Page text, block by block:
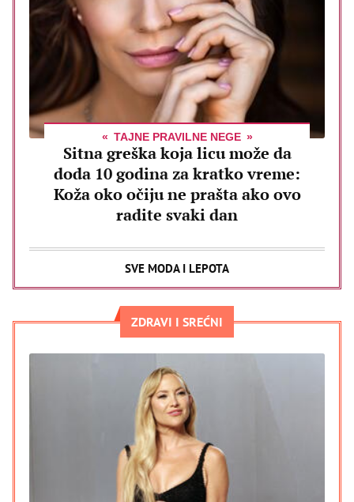
TAJNE PRAVILNE NEGE
Sitna greška koja licu može da
doda 10 godina za kratko vreme:
Koža oko očiju ne prašta ako ovo
radite svaki dan
SVE MODA I LEPOTA
ZDRAVI I SREĆNI